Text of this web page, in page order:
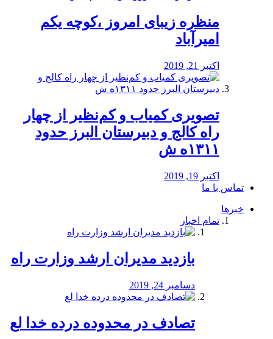
منظره‌‌ زیبای امروز ،کوچه یکم
امیرآباد
اکتبر 21, 2019
️تصویری کمیاب و کم‌نظیر از چهار
راه كالج و دبيرستان البرز حدود
۱۳۱۱ه ش
اکتبر 19, 2019
تماس با ما
خبرها
تمام اخبار
بازدید مدیران ارشد وزارت راه
دسامبر 24, 2019
تصادف در محدوده درده خدا لع